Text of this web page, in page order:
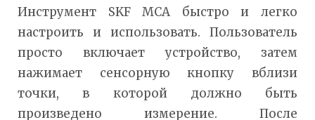
Инструмент SKF MCA быстро и легко
настроить и использовать. Пользователь
просто включает устройство, затем
нажимает сенсорную кнопку вблизи
точки, в которой должно быть
произведено измерение. После